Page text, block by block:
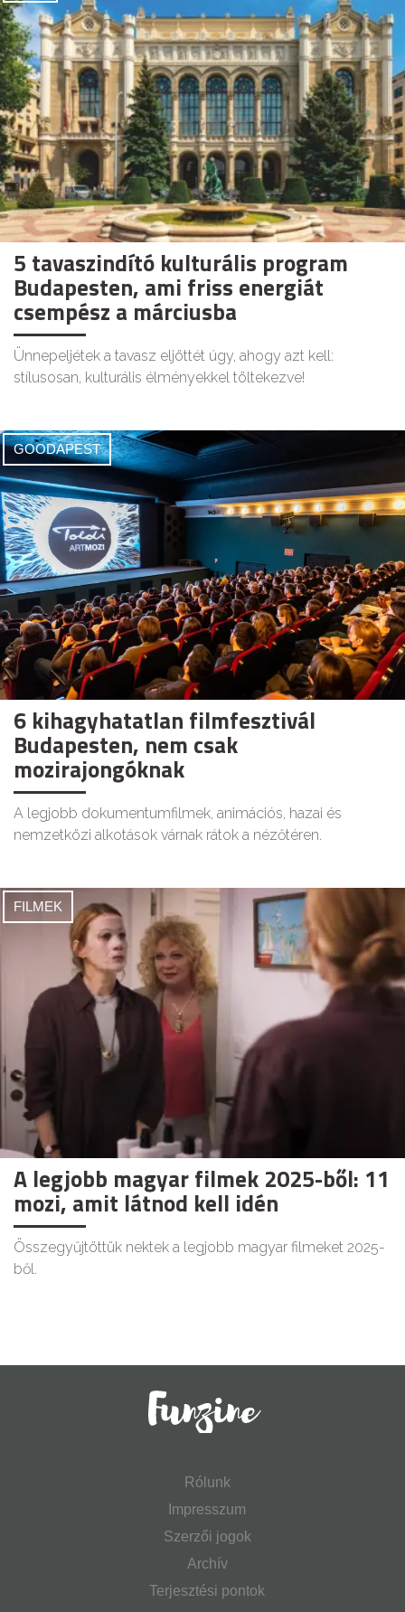
5 tavaszindító kulturális program
Budapesten, ami friss energiát
csempész a márciusba
Ünnepeljétek a tavasz eljöttét úgy, ahogy azt kell:
stílusosan, kulturális élményekkel töltekezve!
GOODAPEST
6 kihagyhatatlan filmfesztivál
Budapesten, nem csak
mozirajongóknak
A legjobb dokumentumfilmek, animációs, hazai és
nemzetközi alkotások várnak rátok a nézőtéren.
FILMEK
A legjobb magyar filmek 2025-ből: 11
mozi, amit látnod kell idén
Összegyűjtöttük nektek a legjobb magyar filmeket 2025-
ből.
Rólunk
Impresszum
Szerzői jogok
Archív
Terjesztési pontok